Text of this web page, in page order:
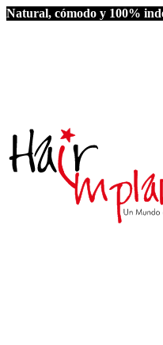
Natural, cómodo y 100%